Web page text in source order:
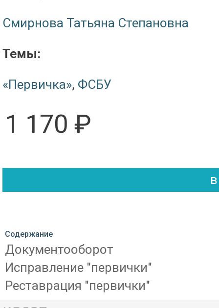
Смирнова Татьяна Степановна
Темы:
«Первичка», ФСБУ
1 170 ₽
Содержание
Документооборот
Исправление "первички"
Реставрация "первички"